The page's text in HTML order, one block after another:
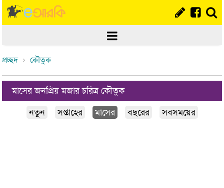
প্রচ্ছদ কৌতুক
মাসের জনপ্রিয় মজার চরিত্র কৌতুক
নতুন
সপ্তাহের মাসের বছরের সবসময়ের